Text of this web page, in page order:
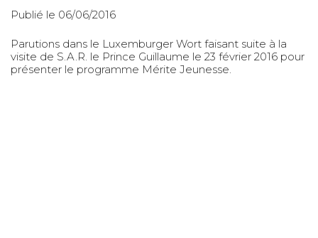
Publié le 06/06/2016
Parutions dans le Luxemburger Wort faisant suite à la
visite de S.A.R. le Prince Guillaume le 23 février 2016 pour
présenter le programme Mérite Jeunesse.